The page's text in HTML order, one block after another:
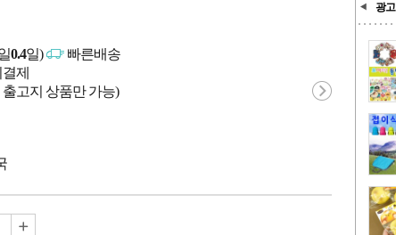
광고
0.4일)
빠른배송
제
고지 상품만 가능)